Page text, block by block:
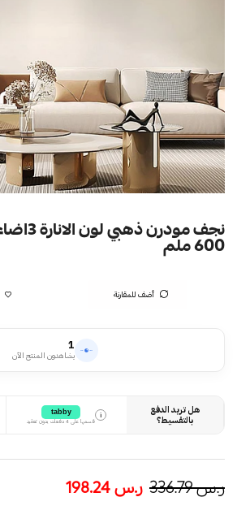
600 ملم
أضف للمقارنة
1
يشاهدون المنتج الآن
هل تريد الدفع
بالتقسيط؟
i
tabby
قسمها على 4 دفعات بدون تعقيد
ر.س336.79 ر.س